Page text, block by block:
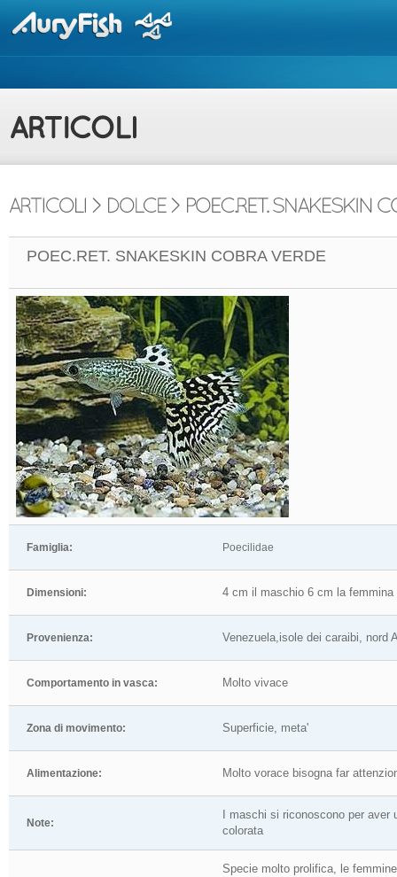
POEC.RET. SNAKESKIN COBRA VERDE
Famiglia: Poecilidae
Dimensioni: 4 cm il maschio 6 cm la femmina
Provenienza: Venezuela,isole dei caraibi, nord
Comportamento in vasca: Molto vivace
Zona di movimento: Superficie, meta'
Alimentazione: Molto vorace bisogna far
Note:
I maschi si riconoscono per
colorata
Specie molto prolifica, le